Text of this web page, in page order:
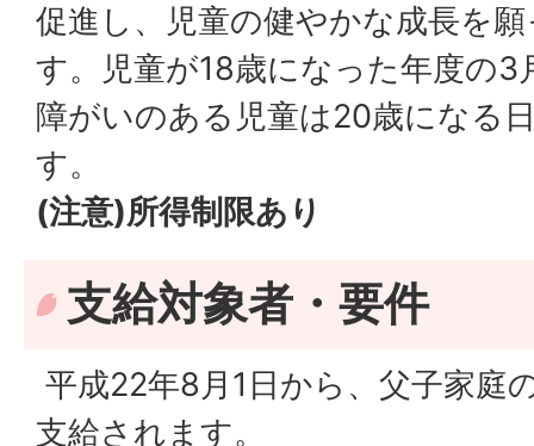
促進し、児童の健やかな成長を
す。児童が18歳になった年度の3
障がいのある児童は20歳になる
す。
(注意)所得制限あり
支給対象者・要件
平成22年8月1日から、父子家庭
支給されます。